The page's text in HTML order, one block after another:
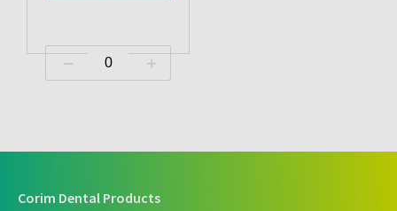
Corim Dental Products